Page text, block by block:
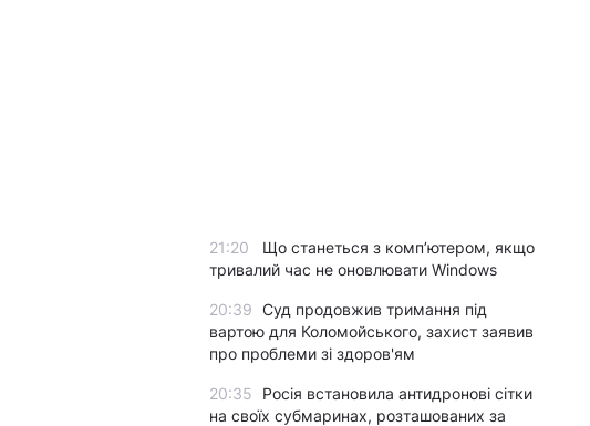
21:20
Що станеться з комп’ютером, якщо
тривалий час не оновлювати Windows
20:39 Суд продовжив тримання під
вартою для Коломойського, захист заявив
про проблеми зі здоров'ям
20:35
Росія встановила антидронові сітки
на своїх субмаринах, розташованих за